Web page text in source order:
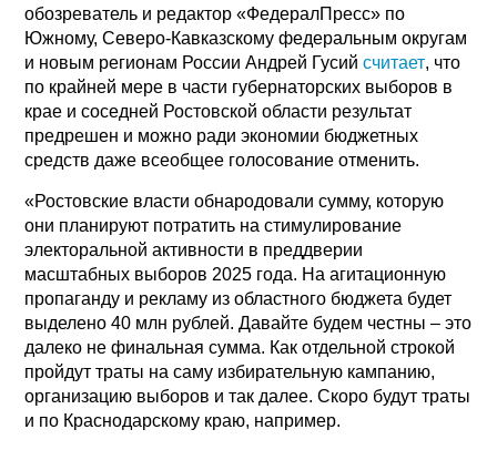
обозреватель и редактор «ФедералПресс» по
Южному, Северо-Кавказскому федеральным округам
и новым регионам России Андрей Гусийсчитает, что
по крайней мере в части губернаторских выборов в
крае и соседней Ростовской области результат
предрешен и можно ради экономии бюджетных
средств даже всеобщее голосование отменить.
«Ростовские власти обнародовали сумму, которую
они планируют потратить на стимулирование
электоральной активности в преддверии
масштабных выборов 2025 года. На агитационную
пропаганду и рекламу из областного бюджета будет
выделено 40 млн рублей. Давайте будем честны – это
далеко не финальная сумма. Как отдельной строкой
пройдут траты на саму избирательную кампанию,
организацию выборов и так далее. Скоро будут траты
и по Краснодарскому краю, например.